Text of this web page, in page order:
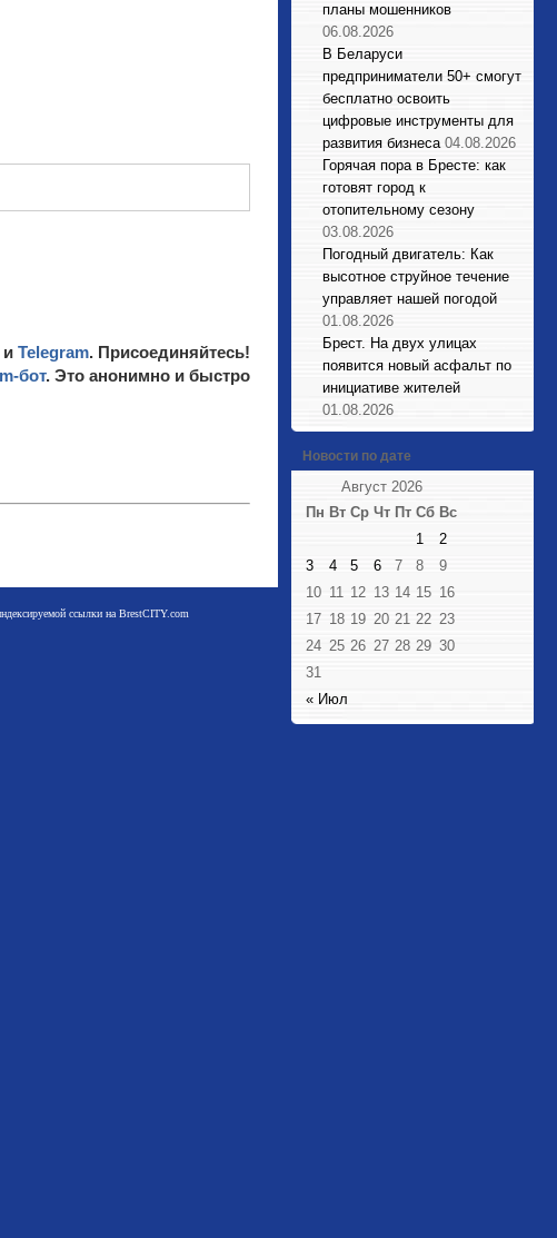
и Telegram. Присоединяйтесь!
бот. Это анонимно и быстро
ссылки на BrestCITY.com
планы мошенников
06.08.2026
В Беларуси
предприниматели 50+ смогут
бесплатно освоить
цифровые инструменты для
развития бизнеса 04.08.2026
Горячая пора в Бресте: как
готовят город к
отопительному сезону
03.08.2026
Погодный двигатель: Как
высотное струйное течение
управляет нашей погодой
01.08.2026
Брест. На двух улицах
появится новый асфальт по
инициативе жителей
01.08.2026
Новости по дате
Август 2026
Пн Вт Ср Чт Пт Сб Вс
« Июл
1
2
3
4 5 6 7 8
9
10 11 12 13 14 15 16
17 18 19 20 21 22 23
24 25 26 27 28 29 30
31